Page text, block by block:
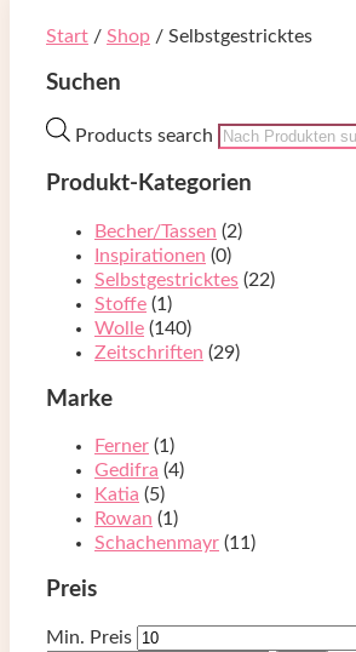
Start / Shop / Selbstgestricktes
Suchen
Products search
Produkt-Kategorien
Becher/Tassen (2)
Inspirationen (0)
Selbstgestricktes (22)
Stoffe (1)
Wolle (140)
Zeitschriften (29)
Marke
Ferner (1)
Gedifra (4)
Katia (5)
Rowan (1)
Schachenmayr (11)
Preis
Min. Preis